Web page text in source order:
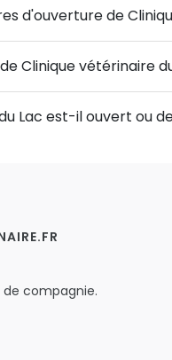
d'ouverture de
Clinique vétérinaire
Lac est-il ouvert ou
de compagnie.